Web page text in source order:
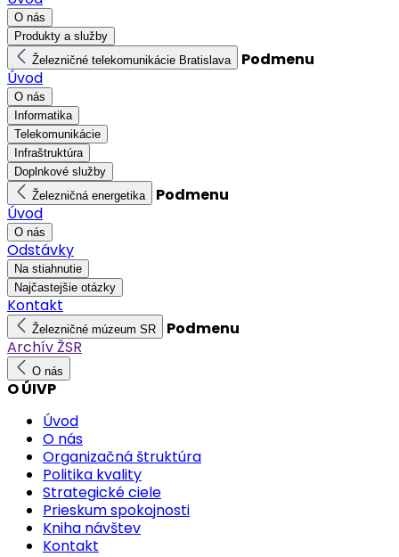
O nás
Produkty a služby
Železničné telekomunikácie Bratislava
Podmenu
Úvod
O nás
Informatika
Telekomunikácie
Infraštruktúra
Doplnkové služby
Železničná energetika
Podmenu
Úvod
O nás
Odstávky
Na stiahnutie
Najčastejšie otázky
Kontakt
Železničné múzeum SR
Podmenu
Archív ŽSR
O nás
O ÚIVP
Úvod
O nás
Organizačná štruktúra
Politika kvality
Strategické ciele
Prieskum spokojnosti
Kniha návštev
Kontakt